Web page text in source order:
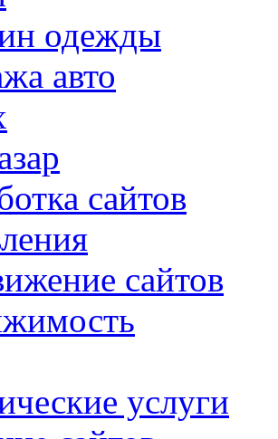
одежды
авто
сайтов
сайтов
услуги